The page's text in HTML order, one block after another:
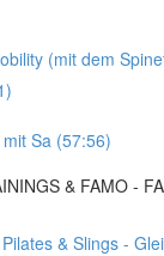
(mit dem
Sa (57:56)
& FAMO -
& Slings -